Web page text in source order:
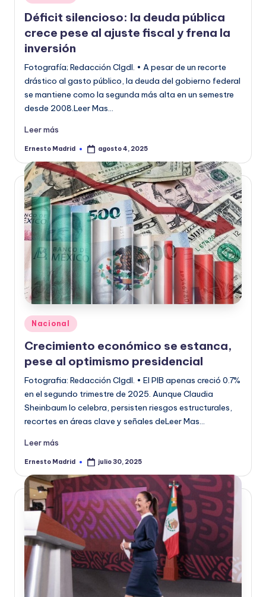
en
Déficit silencioso: la deuda pública
crece pese al ajuste fiscal y frena la
inversión
Fotografía; Redacción CIgdl. • A pesar de un recorte
drástico al gasto público, la deuda del gobierno federal
se mantiene como la segunda más alta en un semestre
desde 2008.Leer Mas…
Leer más
Publicado
Ernesto Madrid agosto 4, 2025
Publicado
en
Nacional
Crecimiento económico se estanca,
pese al optimismo presidencial
Fotografia: Redacción CIgdl. • El PIB apenas creció 0.7%
en el segundo trimestre de 2025. Aunque Claudia
Sheinbaum lo celebra, persisten riesgos estructurales,
recortes en áreas clave y señales deLeer Mas…
Leer más
Publicado
Ernesto Madrid julio 30, 2025